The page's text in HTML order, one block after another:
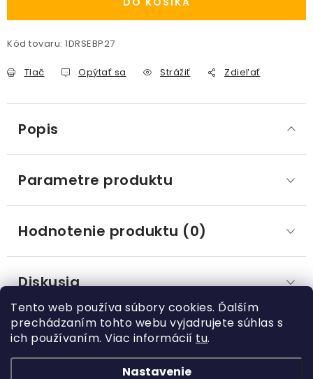
Tento web používa súbory cookies. Ďalším
prechádzaním tohto webu vyjadrujete súhlas s
ich používaním. Viac informácií tu.
Nastavenie
Kód tovaru: 1DRSEBP27
Tlač Opýtať sa Strážiť Zdieľať
Popis
Parametre produktu
Hodnotenie produktu (0)
Diskusia
á